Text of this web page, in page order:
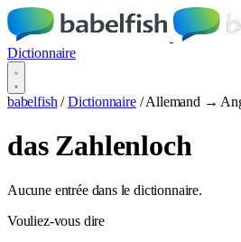
Dictionnaire
babelfish / Dictionnaire / Allemand →
das Zahlenloch
Aucune entrée dans le dictionnaire.
Vouliez-vous dire